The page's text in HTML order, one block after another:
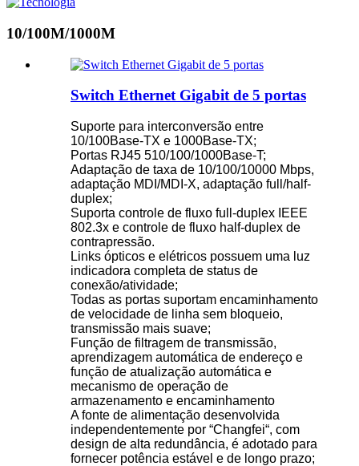
10/100M/1000M
Switch Ethernet Gigabit de 5 portas
Suporte para interconversão entre
10/100Base-TX e 1000Base-TX;
Portas RJ45 510/100/1000Base-T;
Adaptação de taxa de 10/100/10000 Mbps,
adaptação MDI/MDI-X, adaptação full/half-
duplex;
Suporta controle de fluxo full-duplex IEEE
802.3x e controle de fluxo half-duplex de
contrapressão.
Links ópticos e elétricos possuem uma luz
indicadora completa de status de
conexão/atividade;
Todas as portas suportam encaminhamento
de velocidade de linha sem bloqueio,
transmissão mais suave;
Função de filtragem de transmissão,
aprendizagem automática de endereço e
função de atualização automática e
mecanismo de operação de
armazenamento e encaminhamento
A fonte de alimentação desenvolvida
independentemente por “Changfei“, com
design de alta redundância, é adotado para
fornecer potência estável e de longo prazo;